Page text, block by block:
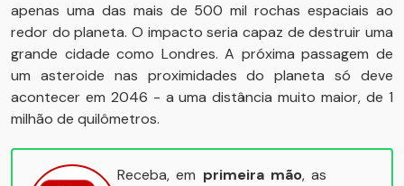
apenas uma das mais de 500 mil rochas espaciais ao
redor do planeta. O impacto seria capaz de destruir uma
grande cidade como Londres. A próxima passagem de
um asteroide nas proximidades do planeta só deve
acontecer em 2046 - a uma distância muito maior, de 1
milhão de quilômetros.
Receba, em primeira mão, as